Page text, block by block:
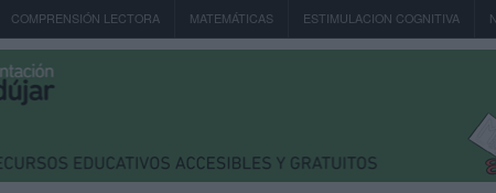
COMPRENSIÓN LECTORA MATEMÁTICAS ESTIMULACION COGNITIVA